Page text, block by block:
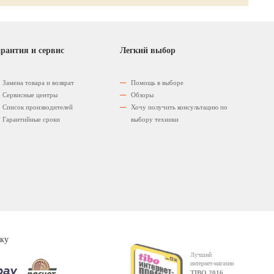
и сервис
Замена товара и возврат
Сервисные центры
Список производителей
Гарантийные сроки
Легкий выбор
Помощь в выборе
Обзоры
Хочу получить консультацию по
выбору техники
Лучший
интернет-магазин